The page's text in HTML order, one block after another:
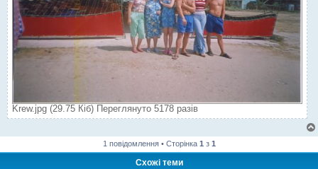
Krew.jpg (29.75 Кіб) Переглянуто 5178 разів
1 повідомлення • Сторінка 1з 1
Схожі теми